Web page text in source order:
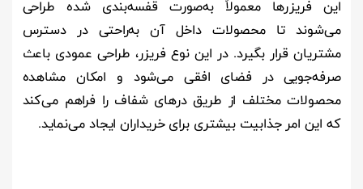
این فریزرها معمولاً به‌صورت قفسه‌بندی شده طراحی
می‌شوند تا محصولات داخل آن به‌راحتی در دسترس
مشتریان قرار بگیرد. در این نوع فریزر، طراحی عمودی باعث
صرفه‌جویی در فضای افقی می‌شود و امکان مشاهده
محصولات مختلف از طریق درهای شفاف را فراهم می‌کند
که این امر جذابیت بیشتری برای خریداران ایجاد می‌نماید.